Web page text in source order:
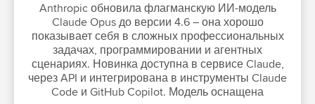
Anthropic обновила флагманскую ИИ-модель
Claude Opus до версии 4.6 – она хорошо
показывает себя в сложных профессиональных
задачах, программировании и агентных
сценариях. Новинка доступна в сервисе Claude,
через API и интегрирована в инструменты Claude
Code и GitHub Copilot. Модель оснащена